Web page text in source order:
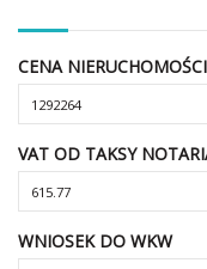
CENA NIERUCHOMOŚCI
VAT OD TAKSY
WNIOSEK DO WKW